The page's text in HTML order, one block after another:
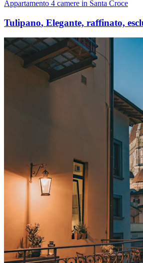
Appartamento 4 camere in Santa Croce
Tulipano, Elegante, raffinato,